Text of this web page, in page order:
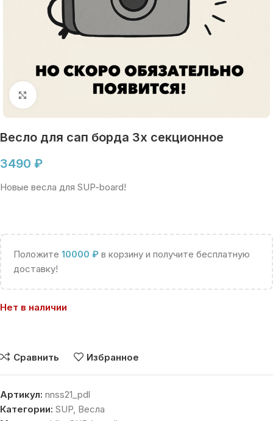
Увеличить
Весло для сап борда 3х секционное
3490 ₽
Новые весла для SUP-board!
Положите 10000 ₽ в корзину и получите бесплатную
доставку!
Нет в наличии
Сравнить Избранное
Артикул: nnss21_pdl
Категории: SUP, Весла